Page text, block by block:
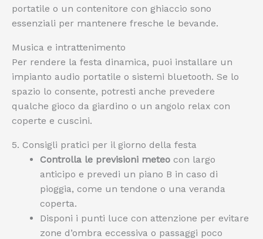
portatile o un contenitore con ghiaccio sono
essenziali per mantenere fresche le bevande.
Musica e intrattenimento
Per rendere la festa dinamica, puoi installare un
impianto audio portatile o sistemi bluetooth. Se lo
spazio lo consente, potresti anche prevedere
qualche gioco da giardino o un angolo relax con
coperte e cuscini.
5. Consigli pratici per il giorno della festa
Controlla le previsioni meteo con largo
anticipo e prevedi un piano B in caso di
pioggia, come un tendone o una veranda
coperta.
Disponi i punti luce con attenzione per evitare
zone d’ombra eccessiva o passaggi poco